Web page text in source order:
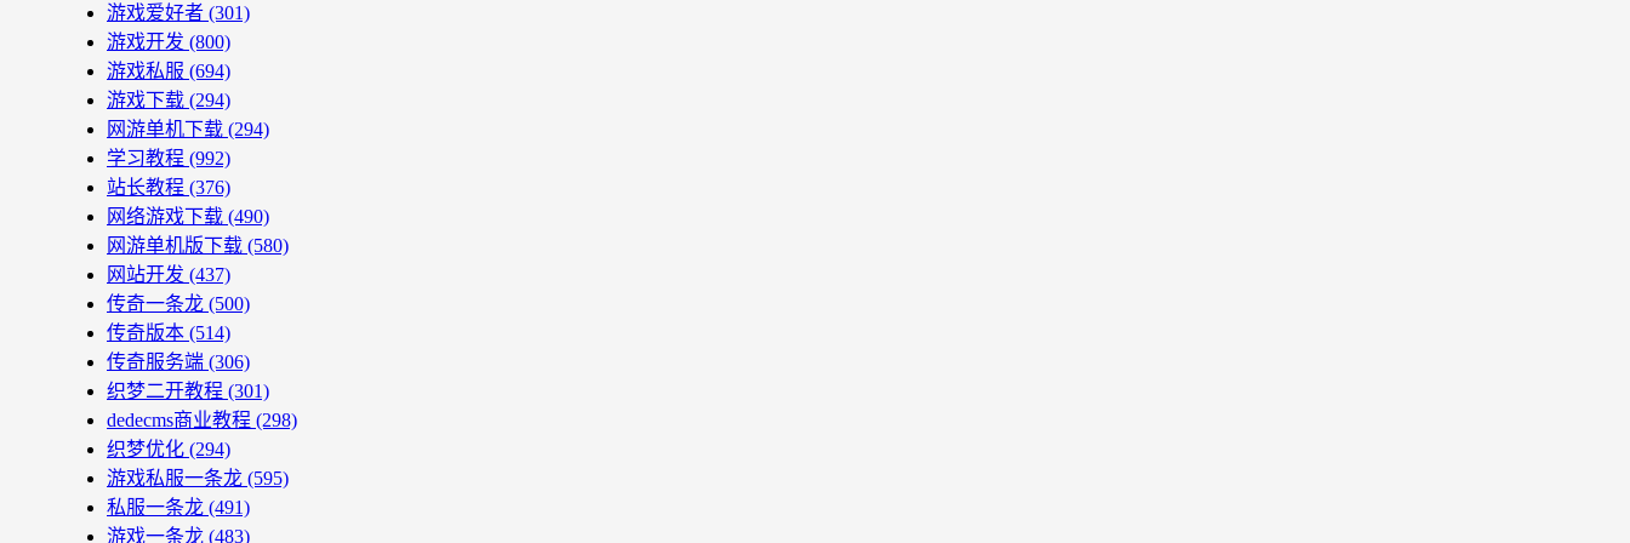
游戏爱好者 (301)
游戏开发 (800)
游戏私服 (694)
游戏下载 (294)
网游单机下载 (294)
学习教程 (992)
站长教程 (376)
网络游戏下载 (490)
网游单机版下载 (580)
网站开发 (437)
传奇一条龙 (500)
传奇版本 (514)
传奇服务端 (306)
织梦二开教程 (301)
dedecms商业教程 (298)
织梦优化 (294)
游戏私服一条龙 (595)
私服一条龙 (491)
游戏一条龙 (483)